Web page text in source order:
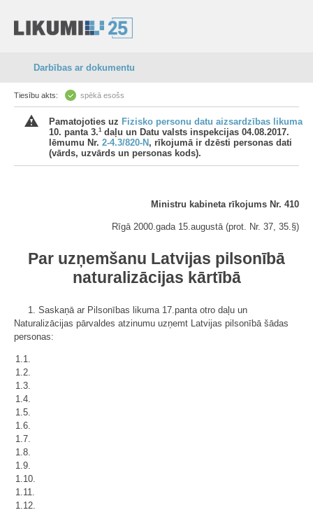
Darbības ar dokumentu
Tiesību akts: spēkā esošs
Pamatojoties uz Fizisko personu datu aizsardzības likuma
10. panta 3.1daļu un Datu valsts inspekcijas 04.08.2017.
lēmumu Nr. 2-4.3/820-N , rīkojumā ir dzēsti personas dati
(vārds, uzvārds un personas kods).
Ministru kabineta rīkojums Nr. 410
Rīgā 2000.gada 15.augustā (prot. Nr. 37, 35.§)
Par uzņemšanu Latvijas pilsonībā
naturalizācijas kārtībā
1. Saskaņā ar Pilsonības likuma 17.panta otro daļu un
Naturalizācijas pārvaldes atzinumu uzņemt Latvijas pilsonībā šādas
personas:
1.1.
1.2.
1.3.
1.4.
1.5.
1.6.
1.7.
1.8.
1.9.
1.10.
1.11.
1.12.